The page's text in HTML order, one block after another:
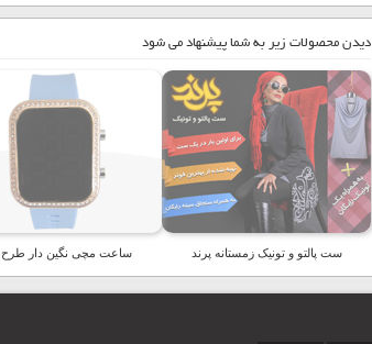
دیدن محصولات زیر به شما پیشنهاد می شود
ست پالتو و تونیک زمستانه پرند ساعت مچی نگین دار طرح